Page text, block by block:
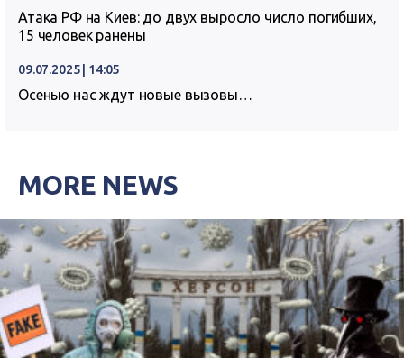
Атака РФ на Киев: до двух выросло число погибших,
15 человек ранены
09.07.2025 | 14:05
Осенью нас ждут новые вызовы…
MORE NEWS